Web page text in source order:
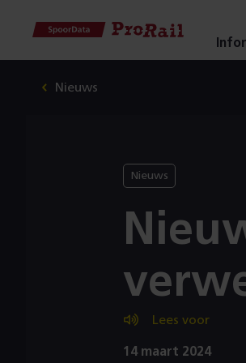
Homepage
SpoorData
ProRailNieuws
Nieuws
Lees voor
14 maart 2024